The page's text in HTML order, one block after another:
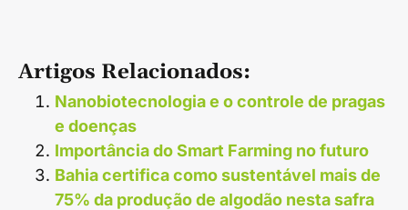
Artigos Relacionados:
Nanobiotecnologia e o controle de pragas
e doenças
Importância do Smart Farming no futuro
Bahia certifica como sustentável mais de
75% da produção de algodão nesta safra